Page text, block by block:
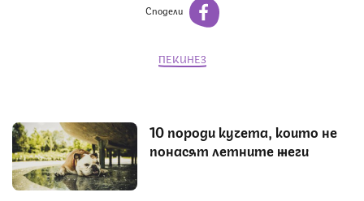
Сподели
ПЕКИНЕЗ
10 породи кучета, които не
понасят летните жеги